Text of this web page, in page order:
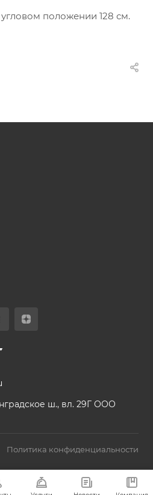
положении 128 см.
ш., вл. 29Г ООО
Политика конфиденциальности